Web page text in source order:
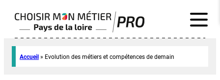
Accueil » Evolution des métiers et compétences de demain